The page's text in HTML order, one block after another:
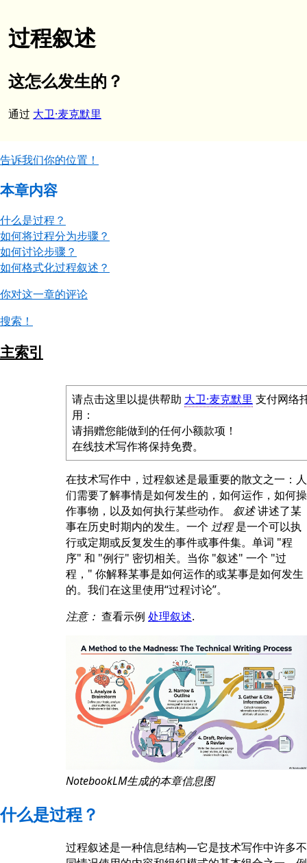
过程叙述
这怎么发生的？
通过 大卫·麦克默里
告诉我们你的位置！
本章内容
什么是过程？
如何将过程分为步骤？
如何讨论步骤？
如何格式化过程叙述？
你对这一章的评论
搜索！
主索引
请点击这里以提供帮助 大卫·麦克默里 支付网络
用：
请捐赠您能做到的任何小额款项！
在线技术写作将保持免费。
在技术写作中，过程叙述是最重要的散文之一：人
们需要了解事情是如何发生的，如何运作，如何操
作事物，以及如何执行某些动作。 叙述讲述了某
事在历史时期内的发生。一个 过程是一个可以执
行或定期或反复发生的事件或事件集。单词 "程
序" 和 "例行" 密切相关。当你 "叙述" 一个 "过
程，" 你解释某事是如何运作的或某事是如何发生
的。我们在这里使用“过程讨论”。
注意： 查看示例 处理叙述.
NotebookLM生成的本章信息图
什么是过程？
过程叙述是一种信息结构—它是技术写作中许多不